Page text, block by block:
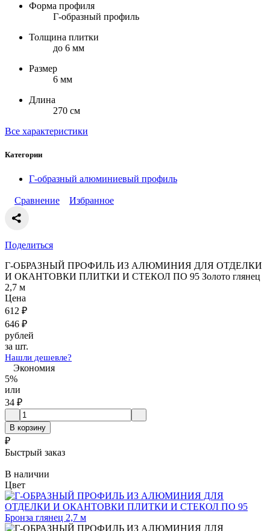
Форма профиля
Г-образный профиль
Толщина плитки
до 6 мм
Размер
6 мм
Длина
270 см
Все характеристики
Категории
Г-образный алюминиевый профиль
Сравнение Избранное
Поделиться
Г-ОБРАЗНЫЙ ПРОФИЛЬ ИЗ АЛЮМИНИЯ ДЛЯ ОТДЕЛКИ
И ОКАНТОВКИ ПЛИТКИ И СТЕКОЛ ПО 95 Золото глянец
2,7 м
Цена
612 ₽
646 ₽
рублей
за шт.
Нашли дешевле?
Экономия
5%
или
34 ₽
В корзину
₽
Быстрый заказ
В наличии
Цвет